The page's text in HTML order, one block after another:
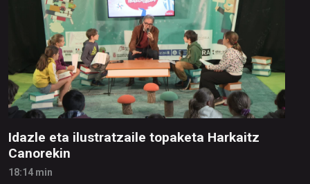
Idazle eta ilustratzaile topaketa Harkaitz
Canorekin
18:14 min